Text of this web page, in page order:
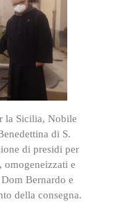
la Sicilia, Nobile
di S.
di presidi per
omogeneizzati e
Bernardo e
della consegna.